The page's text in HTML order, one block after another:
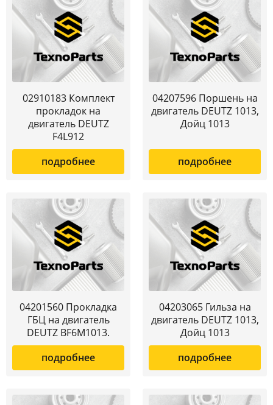
02910183 Комплект
прокладок на
двигатель DEUTZ
F4L912
подробнее
04207596 Поршень на
двигатель DEUTZ 1013,
Дойц 1013
подробнее
04201560 Прокладка
ГБЦ на двигатель
DEUTZ BF6M1013.
подробнее
04203065 Гильза на
двигатель DEUTZ 1013,
Дойц 1013
подробнее